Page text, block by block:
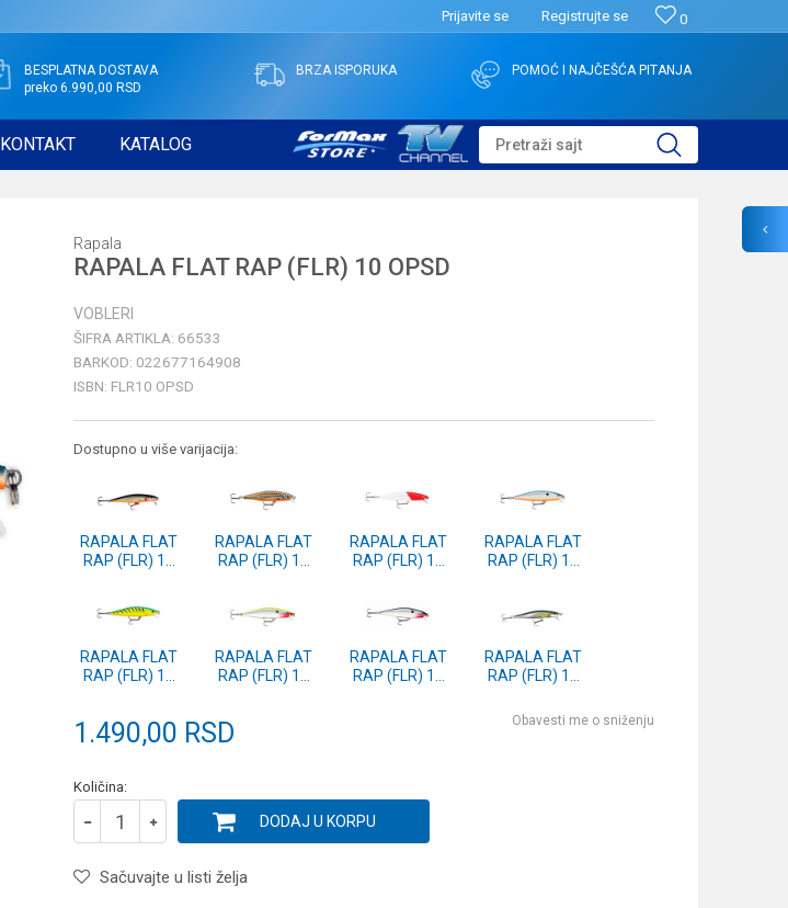
0
Prijavite se Registrujte se
BESPLATNA DOSTAVA
preko 6.990,00 RSD
BRZA ISPORUKA POMOĆ I NAJČEŠĆA PITANJA
KONTAKT KATALOG Pretraži sajt
Rapala
RAPALA FLAT RAP (FLR) 10 OPSD
VOBLERI
ŠIFRA ARTIKLA: 66533
BARKOD: 022677164908
ISBN: FLR10 OPSD
Dostupno u više varijacija:
RAPALA FLAT
RAP (FLR) 10
RAPALA FLAT
RAP (FLR) 10
RAPALA FLAT
RAP (FLR) 10
RAPALA FLAT
RAP (FLR) 10
RAPALA FLAT
RAP (FLR) 10
RAPALA FLAT
RAP (FLR) 10
RAPALA FLAT
RAP (FLR) 10
RAPALA FLAT
RAP (FLR) 10
1.490,00 RSD Obavesti me o sniženju
Količina:
DODAJ U KORPU
Sačuvajte u listi želja